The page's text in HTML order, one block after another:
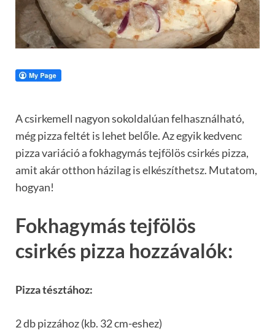
A csirkemell nagyon sokoldalúan felhasználható,
még pizza feltét is lehet belőle. Az egyik kedvenc
pizza variáció a fokhagymás tejfölös csirkés pizza,
amit akár otthon házilag is elkészíthetsz. Mutatom,
hogyan!
Fokhagymás tejfölös
csirkés pizza hozzávalók:
Pizza tésztához:
2 db pizzához (kb. 32 cm-eshez)